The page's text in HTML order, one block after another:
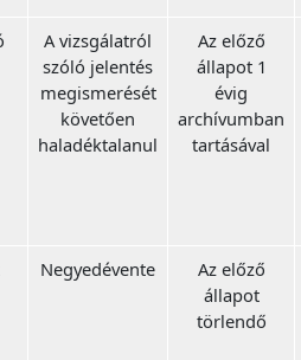
A vizsgálatról
szóló jelentés
megismerését
követően
haladéktalanul
Az előző
állapot 1
évig
archívumban
tartásával
Negyedévente
Az előző
állapot
törlendő